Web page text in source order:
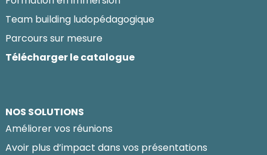
Team building ludopédagogique
Parcours sur mesure
Télécharger le catalogue
NOS SOLUTIONS
Améliorer vos réunions
Avoir plus d’impact dans vos présentations